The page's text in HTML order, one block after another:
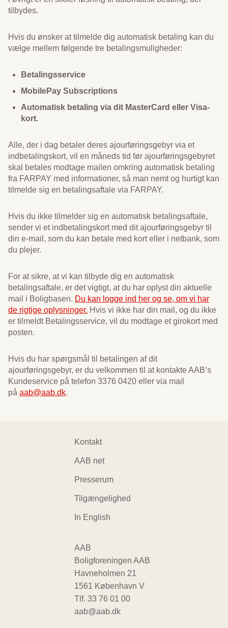
tilbydes.
Hvis du ønsker at tilmelde dig automatisk betaling kan du
vælge mellem følgende tre betalingsmuligheder:
Betalingsservice
MobilePay Subscriptions
Automatisk betaling via dit MasterCard eller Visa-
kort.
Alle, der i dag betaler deres ajourføringsgebyr via et
indbetalingskort, vil en måneds tid før ajourføringsgebyret
skal betales modtage mailen omkring automatisk betaling
fra FARPAY med informationer, så man nemt og hurtigt kan
tilmelde sig en betalingsaftale via FARPAY.
Hvis du ikke tilmelder sig en automatisk betalingsaftale,
sender vi et indbetalingskort med dit ajourføringsgebyr til
din e-mail, som du kan betale med kort eller i netbank, som
du plejer.
For at sikre, at vi kan tilbyde dig en automatisk
betalingsaftale, er det vigtigt, at du har oplyst din aktuelle
mail i Boligbasen. Du kan logge ind her og se, om vi har
de rigtige oplysninger. Hvis vi ikke har din mail, og du ikke
er tilmeldt Betalingsservice, vil du modtage et girokort med
posten.
Hvis du har spørgsmål til betalingen af dit
ajourføringsgebyr, er du velkommen til at kontakte AAB’s
Kundeservice på telefon 3376 0420 eller via mail
på aab@aab.dk.
Footer
navigation
Kontakt
AAB net
Presserum
Tilgængelighed
In English
AAB
Boligforeningen AAB
Havneholmen 21
1561 København V
Tlf. 33 76 01 00
aab@aab.dk